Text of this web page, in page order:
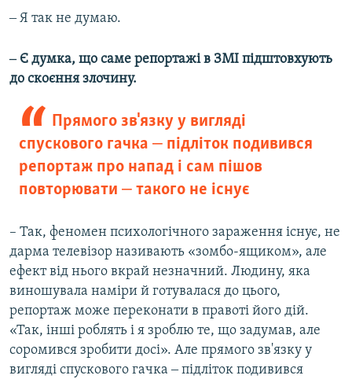
‒ Я так не думаю.
‒ Є думка, що саме репортажі в ЗМІ підштовхують
до скоєння злочину.
Прямого зв'язку у вигляді
спускового гачка ‒ підліток подивився
репортаж про напад і сам пішов
повторювати ‒ такого не існує
– Так, феномен психологічного зараження існує, не
дарма телевізор називають «зомбо-ящиком», але
ефект від нього вкрай незначний. Людину, яка
виношувала наміри й готувалася до цього,
репортаж може переконати в правоті його дій.
«Так, інші роблять і я зроблю те, що задумав, але
соромився зробити досі». Але прямого зв'язку у
вигляді спускового гачка ‒ підліток подивився